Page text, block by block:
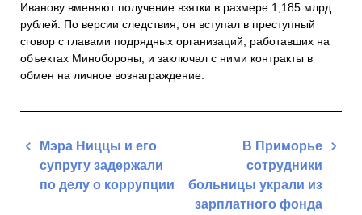
Иванову вменяют получение взятки в размере 1,185 млрд
рублей. По версии следствия, он вступал в преступный
сговор с главами подрядных организаций, работавших на
объектах Минобороны, и заключал с ними контракты в
обмен на личное вознаграждение.
Навигация
записям
Мэра Ниццы и его
супругу задержали
по делу о коррупции
В Приморье
сотрудники
больницы украли из
зарплатного фонда